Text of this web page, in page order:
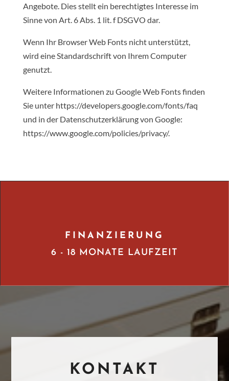
Angebote. Dies stellt ein berechtigtes Interesse im
Sinne von Art. 6 Abs. 1 lit. f DSGVO dar.
Wenn Ihr Browser Web Fonts nicht unterstützt,
wird eine Standardschrift von Ihrem Computer
genutzt.
Weitere Informationen zu Google Web Fonts finden
Sie unter https://developers.google.com/fonts/faq
und in der Datenschutzerklärung von Google:
https://www.google.com/policies/privacy/.
FINANZIERUNG
6 - 18 MONATE LAUFZEIT
KONTAKT